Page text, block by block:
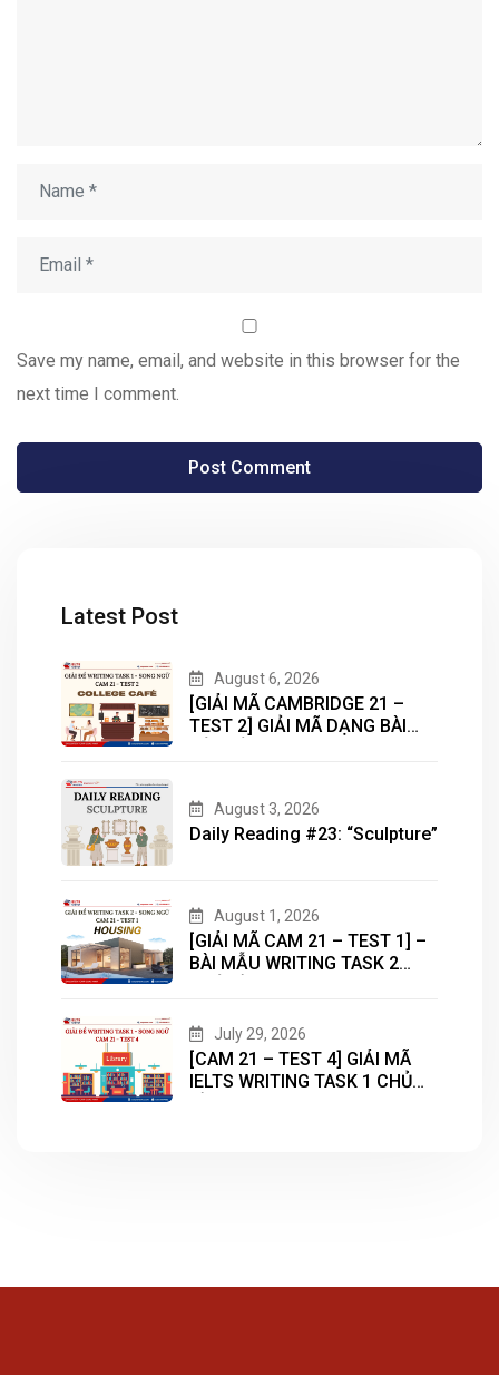
Save my name, email, and website in this browser for the
next time I comment.
Latest Post
August 6, 2026
[GIẢI MÃ CAMBRIDGE 21 –
TEST 2] GIẢI MÃ DẠNG BÀI
August 3, 2026
Daily Reading #23: “Sculpture”
August 1, 2026
[GIẢI MÃ CAM 21 – TEST 1] –
BÀI MẪU WRITING TASK 2
July 29, 2026
[CAM 21 – TEST 4] GIẢI MÃ
IELTS WRITING TASK 1 CHỦ